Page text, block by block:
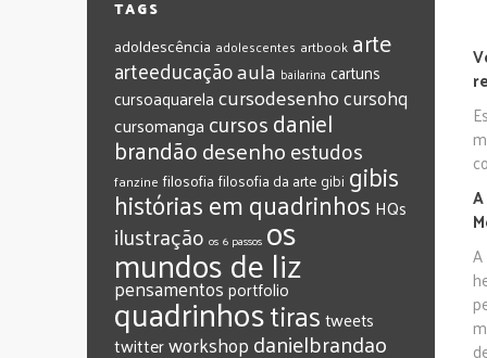
TAGS
adoldescência adolescentes artbook arte
arteeducaçãoaula bailarina cartuns
cursoaquarelacursodesenhocursohq
cursomanga cursosdaniel
brandãodesenhoestudos
fanzine filosofia filosofia da arte gibi gibis
histórias em quadrinhos HQs
ilustração os 6 passos os
mundos de liz
pensamentosportfolio
quadrinhostirastweets
twitterworkshop‎danielbrandao‬